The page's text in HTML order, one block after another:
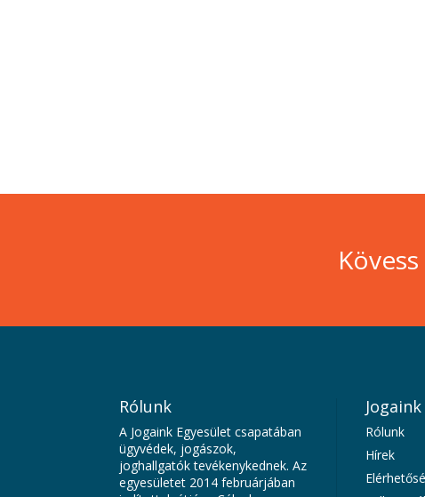
Rólunk
A Jogaink Egyesület csapatában
ügyvédek, jogászok,
joghallgatók tevékenykednek. Az
egyesületet 2014 februárjában
Rólunk
Hírek